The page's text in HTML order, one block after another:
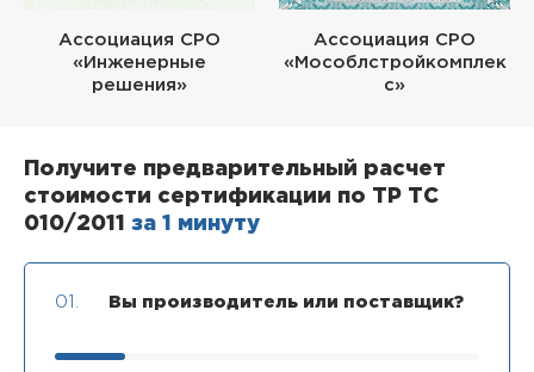
Ассоциация СРО
«Инженерные
решения»
Ассоциация СРО
«Мособлстройкомплек
с»
Получите предварительный расчет
стоимости сертификации по ТР ТС
010/2011 за 1 минуту
01. Вы производитель или поставщик?